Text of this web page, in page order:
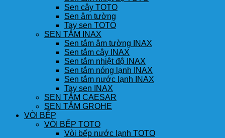
Sen cây TOTO
Sen âm tường
Tay sen TOTO
SEN TẮM INAX
Sen tắm âm tường INAX
Sen tắm cây INAX
Sen tắm nhiệt độ INAX
Sen tắm nóng lạnh INAX
Sen tắm nước lạnh INAX
Tay sen INAX
SEN TẮM CAESAR
SEN TẮM GROHE
VÒI BẾP
VÒI BẾP TOTO
Vòi bếp nước lạnh TOTO